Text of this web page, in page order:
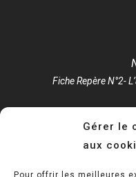
Gérer le
aux
Pour offrir les meilleures
Fiche Repère N°2-